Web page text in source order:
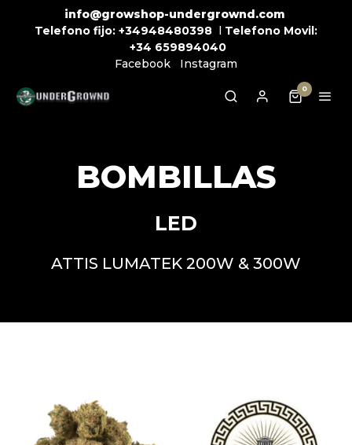
info@growshop-undergrownd.com
Telefono fijo: +34948480398 l Telefono Movil:
+34 659894040
Facebook
Instagram
0
BOMBILLAS
LED
ATTIS LUMATEK 200W & 300W